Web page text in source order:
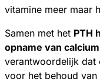
vitamine meer maar
Samen met het PTH
opname van calcium
verantwoordelijk dat
voor het behoud